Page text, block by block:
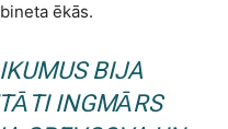
ēkās.
BIJA
INGMĀRS